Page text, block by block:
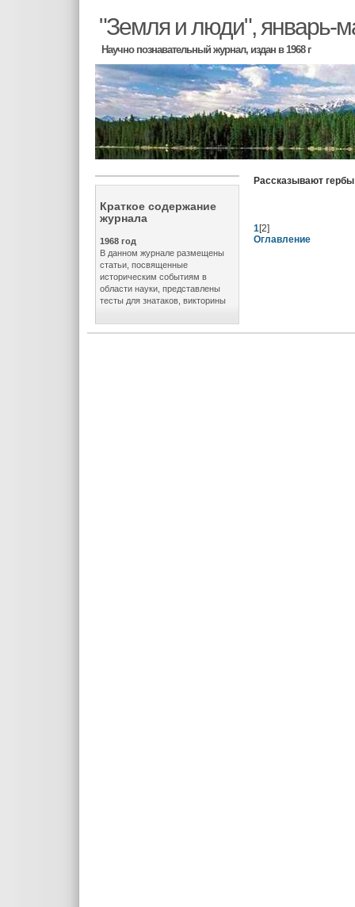
"Земля и люди", январь-
Научно познавательный журнал, издан в 1968 г
Краткое содержание
журнала
1968 год
В данном журнале размещены
статьи, посвященные
историческим событиям в
области науки, представлены
тесты для знатаков, викторины
Рассказывают
1[2]
Оглавление